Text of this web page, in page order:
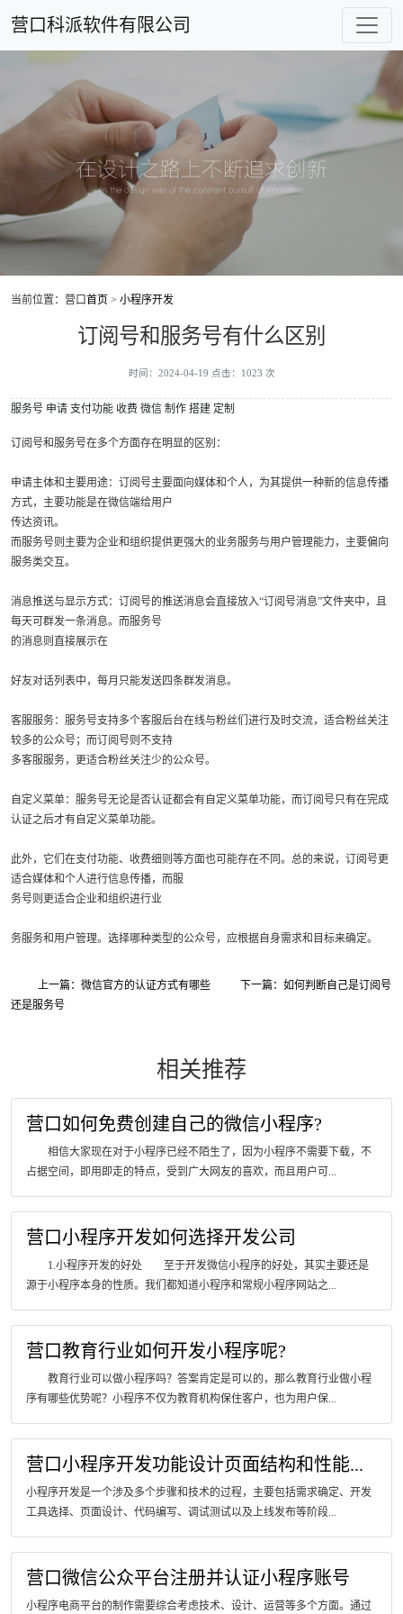
营口科派软件有限公司
当前位置：营口首页 > 小程序开发
订阅号和服务号有什么区别
时间：2024-04-19 点击：1023 次
服务号 申请 支付功能 收费 微信 制作 搭建 定制
订阅号和服务号在多个方面存在明显的区别：
申请主体和主要用途：订阅号主要面向媒体和个人，为其提供一种新的信息传播
方式，主要功能是在微信端给用户
传达资讯。
而服务号则主要为企业和组织提供更强大的业务服务与用户管理能力，主要偏向
服务类交互。
消息推送与显示方式：订阅号的推送消息会直接放入“订阅号消息”文件夹中，且
每天可群发一条消息。而服务号
的消息则直接展示在
好友对话列表中，每月只能发送四条群发消息。
客服服务：服务号支持多个客服后台在线与粉丝们进行及时交流，适合粉丝关注
较多的公众号；而订阅号则不支持
多客服服务，更适合粉丝关注少的公众号。
自定义菜单：服务号无论是否认证都会有自定义菜单功能，而订阅号只有在完成
认证之后才有自定义菜单功能。
此外，它们在支付功能、收费细则等方面也可能存在不同。总的来说，订阅号更
适合媒体和个人进行信息传播，而服
务号则更适合企业和组织进行业
务服务和用户管理。选择哪种类型的公众号，应根据自身需求和目标来确定。
上一篇：微信官方的认证方式有哪些
下一篇：如何判断自己是订阅号
还是服务号
相关推荐
营口如何免费创建自己的微信小程序?
相信大家现在对于小程序已经不陌生了，因为小程序不需要下载，不
占据空间，即用即走的特点，受到广大网友的喜欢，而且用户可...
营口小程序开发如何选择开发公司
1.小程序开发的好处 至于开发微信小程序的好处，其实主要还是
源于小程序本身的性质。我们都知道小程序和常规小程序网站之...
营口教育行业如何开发小程序呢?
教育行业可以做小程序吗？答案肯定是可以的，那么教育行业做小程
序有哪些优势呢？小程序不仅为教育机构保住客户，也为用户保...
营口小程序开发功能设计页面结构和性能...
小程序开发是一个涉及多个步骤和技术的过程，主要包括需求确定、开发
工具选择、页面设计、代码编写、调试测试以及上线发布等阶段...
营口微信公众平台注册并认证小程序账号
小程序电商平台的制作需要综合考虑技术、设计、运营等多个方面。通过